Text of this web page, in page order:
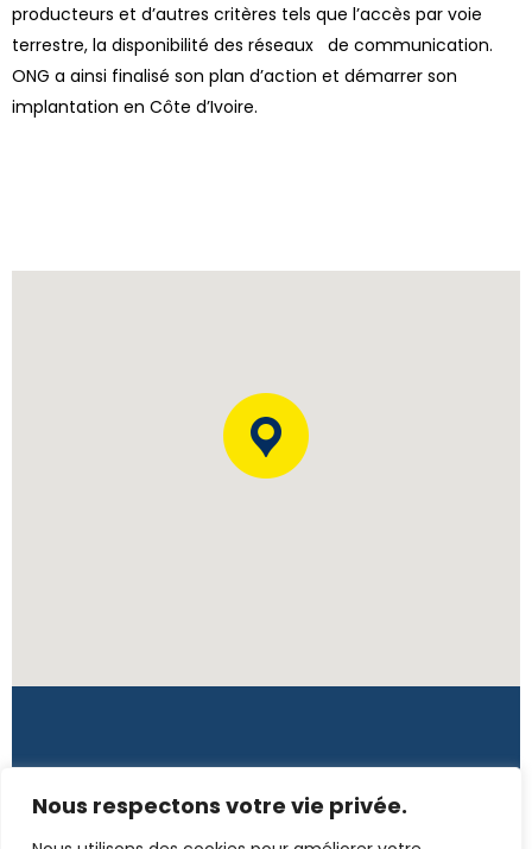
Nous respectons votre vie privée.
producteurs et d’autres critères tels que l’accès par voie
terrestre, la disponibilité des réseaux de communication.
ONG a ainsi finalisé son plan d’action et démarrer son
implantation en Côte d’Ivoire.